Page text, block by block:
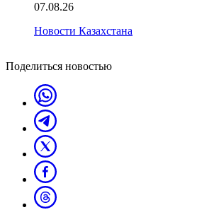
07.08.26
Новости Казахстана
Поделиться новостью